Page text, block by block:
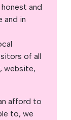
and
and in
of all
website,
afford to
to, we